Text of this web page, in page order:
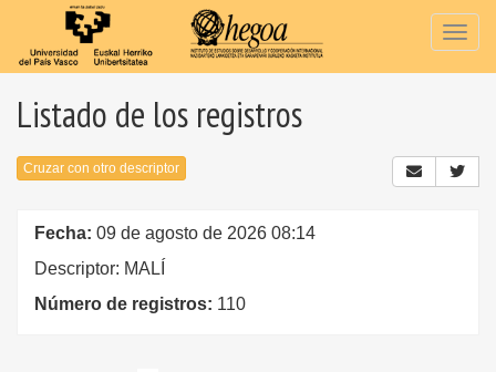
Listado de los registros
Cruzar con otro descriptor
Fecha: 09 de agosto de 2026 08:14
Descriptor: MALÍ
Número de registros: 110